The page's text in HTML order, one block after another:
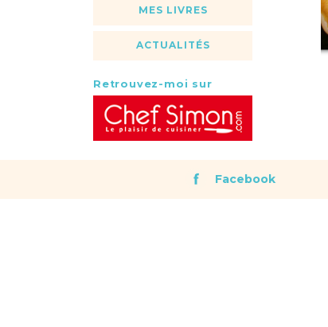
MES LIVRES
ACTUALITÉS
Retrouvez-moi sur
Facebook